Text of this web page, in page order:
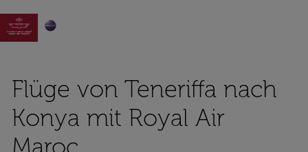

Flüge von Teneriffa nach
Konya mit Royal Air